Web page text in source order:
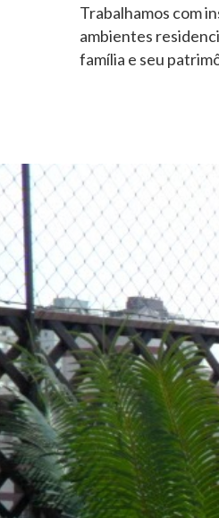
Trabalhamos com
ambientes
família e seu